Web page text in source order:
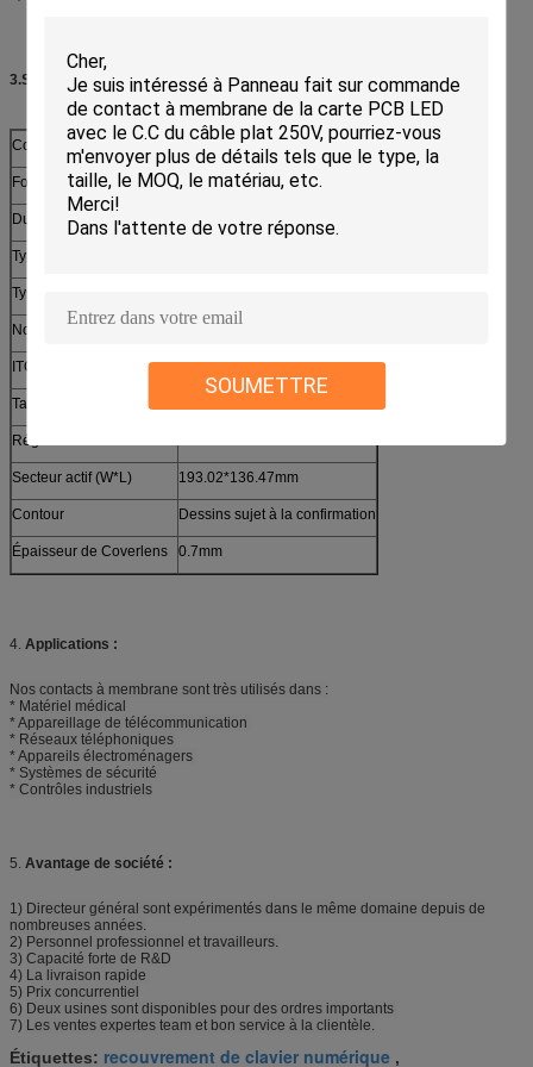
SOUMETTRE
3.Specifications
Couleur de lentille Noir/blanc
Force d'entrée <10g
Dureté extérieure >6H
Type d'interface
Type IC d'IC
Nombre de touchpoint 5,10
ITO d'épaisseur de sonde0.55mm
Taille de TP
Région de vue
Secteur actif (W*L) 193.02*136.47mm
Contour Dessins sujet à la confirmation
Épaisseur de Coverlens 0.7mm
4. Applications :
Nos contacts à membrane sont très utilisés dans :
* Matériel médical
* Appareillage de télécommunication
* Réseaux téléphoniques
* Appareils électroménagers
* Systèmes de sécurité
* Contrôles industriels
5. Avantage de société :
1) Directeur général sont expérimentés dans le même domaine depuis de
nombreuses années.
2) Personnel professionnel et travailleurs.
3) Capacité forte de R&D
4) La livraison rapide
5) Prix concurrentiel
6) Deux usines sont disponibles pour des ordres importants
7) Les ventes expertes team et bon service à la clientèle.
Étiquettes: recouvrement de clavier numérique ,